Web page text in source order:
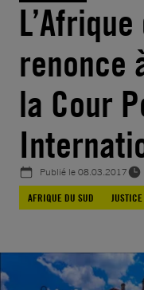
renonce
la Cour
Publié le08.03.2017
AFRIQUE DU SUD